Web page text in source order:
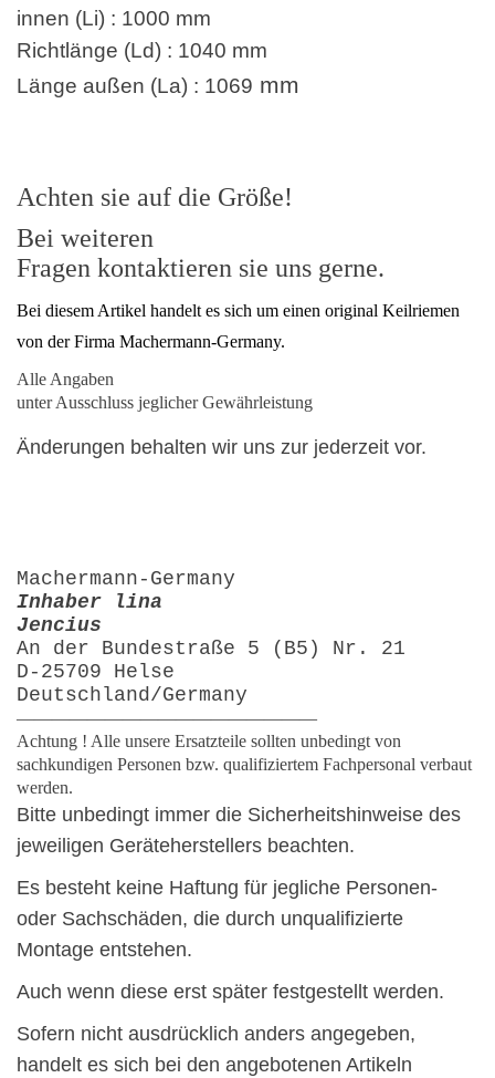
innen (Li) : 1000 mm
Richtlänge (Ld) : 1040 mm
Länge außen (La) : 1069 mm
Achten sie auf die Größe!
Bei weiteren
Fragen kontaktieren sie uns gerne.
Bei diesem Artikel handelt es sich um einen original Keilriemen
von der Firma Machermann-Germany.
Alle Angaben
unter Ausschluss jeglicher Gewährleistung
Änderungen behalten wir uns zur jederzeit vor.
Machermann-Germany
Inhaber lina
Jencius
An der Bundestraße 5 (B5) Nr. 21
D-25709 Helse
Deutschland/Germany
—————————————————
Achtung ! Alle unsere Ersatzteile sollten unbedingt von
sachkundigen Personen bzw. qualifiziertem Fachpersonal verbaut
werden.
Bitte unbedingt immer die Sicherheitshinweise des
jeweiligen Geräteherstellers beachten.
Es besteht keine Haftung für jegliche Personen-
oder Sachschäden, die durch unqualifizierte
Montage entstehen.
Auch wenn diese erst später festgestellt werden.
Sofern nicht ausdrücklich anders angegeben,
handelt es sich bei den angebotenen Artikeln